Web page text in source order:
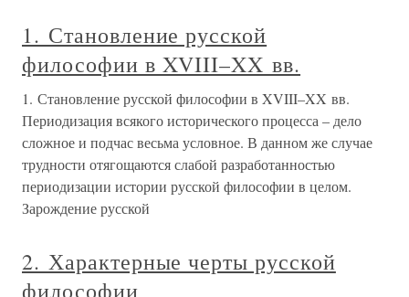
1. Становление русской
философии в XVIII–XX вв.
1. Становление русской философии в XVIII–XX вв.
Периодизация всякого исторического процесса – дело
сложное и подчас весьма условное. В данном же случае
трудности отягощаются слабой разработанностью
периодизации истории русской философии в целом.
Зарождение русской
2. Характерные черты русской
философии